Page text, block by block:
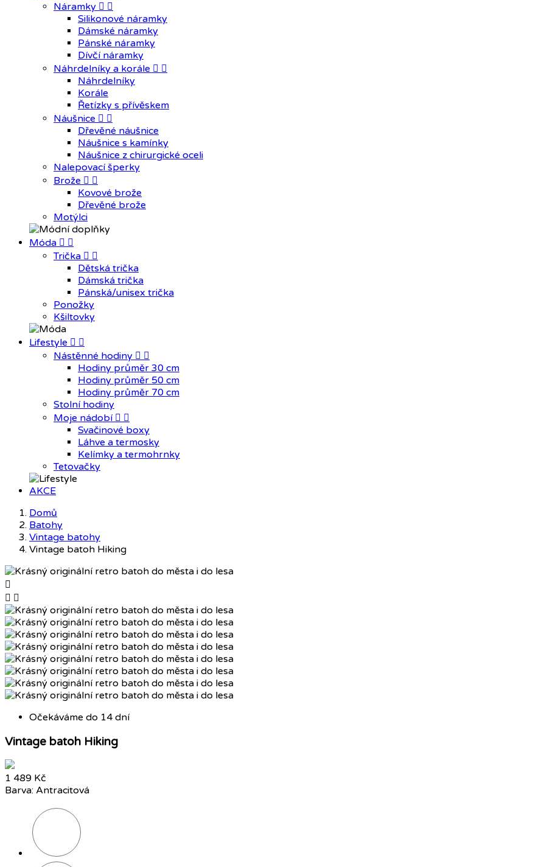
Náramky  
Silikonové náramky
Dámské náramky
Pánské náramky
Dívčí náramky
Náhrdelníky a korále  
Náhrdelníky
Korále
Řetízky s přívěskem
Náušnice  
Dřevěné náušnice
Náušnice s kamínky
Náušnice z chirurgické oceli
Nalepovací šperky
Brože  
Kovové brože
Dřevěné brože
Motýlci
Móda  
Trička  
Dětská trička
Dámská trička
Pánská/unisex trička
Ponožky
Kšiltovky
Lifestyle  
Nástěnné hodiny  
Hodiny průměr 30 cm
Hodiny průměr 50 cm
Hodiny průměr 70 cm
Stolní hodiny
Moje nádobí  
Svačinové boxy
Láhve a termosky
Kelímky a termohrnky
Tetovačky
AKCE
Domů
Batohy
Vintage batohy
Vintage batoh Hiking

 
Očekáváme do 14 dní
Vintage batoh Hiking
1 489 Kč
Barva: Antracitová